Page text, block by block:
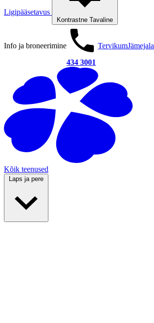
Ligipääsetavus
Kontrastne Tavaline
Info ja broneerimine
434 3001
TervikumJämejala
Kõik teenused
Laps ja pere